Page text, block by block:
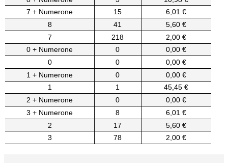
7 + Numerone
15
6,01 €
8
41
5,60 €
7
218
2,00 €
0 + Numerone
0
0,00 €
0
0
0,00 €
1 + Numerone
0
0,00 €
1
1
45,45 €
2 + Numerone
0
0,00 €
3 + Numerone
8
6,01 €
2
17
5,60 €
3
78 2,00 €